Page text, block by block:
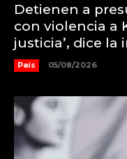
Detienen a
con violencia a
justicia’, dice la
País 05/08/2026